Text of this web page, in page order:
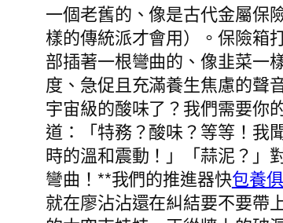
一個老舊的、像是古代金屬保
樣的傳統派才會用）。保險箱
部插著一根彎曲的、像韭菜一
度、急促且充滿養生焦慮的聲
宇宙級的酸味了？我們需要你
道：「特務？酸味？等等！我
時的溫和震動！」「蒜泥？」
彎曲！**我們的推進器快包養
就在廖沾沾還在糾結要不要帶